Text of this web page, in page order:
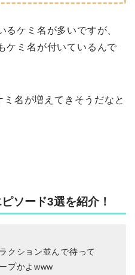
ケミ名が多いですが、
ケミ名が付いているんで
名が増えてきそうだなと
ソード3選を紹介！
クション並んで待って
プかよwww